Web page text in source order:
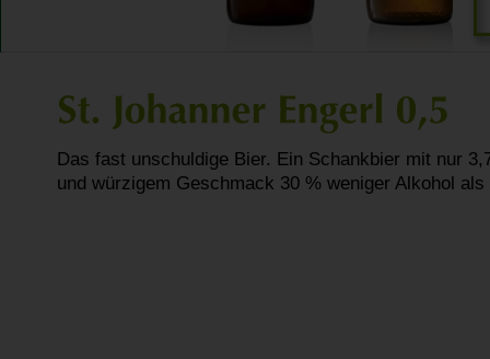
Das fast unschuldige Bier. Ein Schankbier mit nur
und würzigem Geschmack 30 % weniger Alkohol als